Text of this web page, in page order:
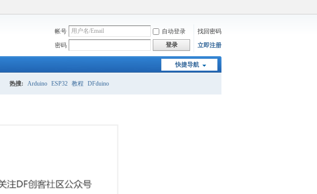
帐号 自动登录
找回密码
密码
登录 立即注册
快捷导航
热搜: Arduino ESP32 教程 DFduino